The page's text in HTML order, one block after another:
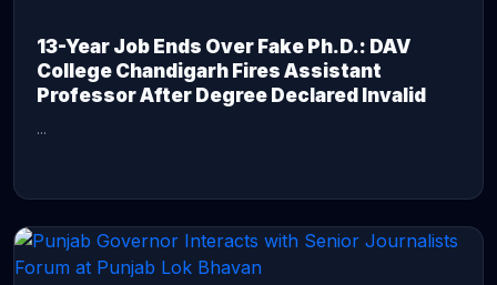
13-Year Job Ends Over Fake Ph.D.: DAV
College Chandigarh Fires Assistant
Professor After Degree Declared Invalid
...